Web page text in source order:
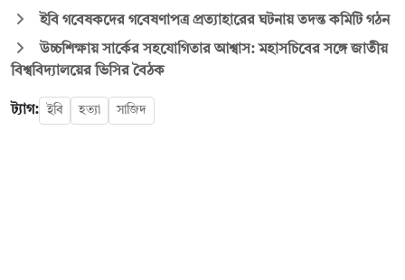
ইবি গবেষকদের গবেষণাপত্র প্রত্যাহারের ঘটনায় তদন্ত কমিটি গঠন
উচ্চশিক্ষায় সার্কের সহযোগিতার আশ্বাস: মহাসচিবের সঙ্গে জাতীয়
বিশ্ববিদ্যালয়ের ভিসির বৈঠক
ট্যাগ: ইবি হত্যা সাজিদ